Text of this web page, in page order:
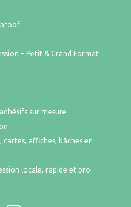
– Petit & Grand Format
sur mesure
cartes, affiches, bâches en
locale, rapide et pro